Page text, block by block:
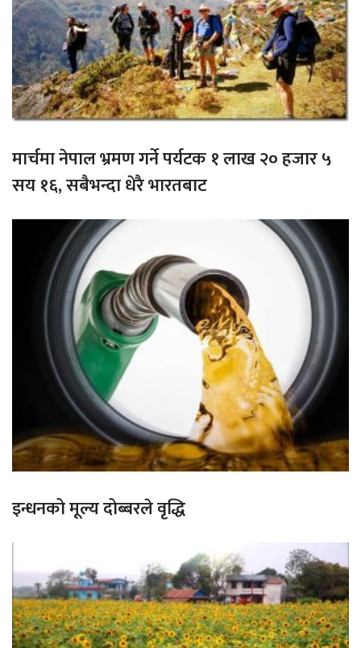
मार्चमा नेपाल भ्रमण गर्ने पर्यटक १ लाख २० हजार ५
सय १६, सबैभन्दा धेरै भारतबाट
इन्धनको मूल्य दोब्बरले वृद्धि